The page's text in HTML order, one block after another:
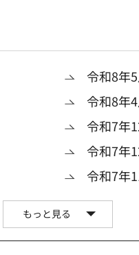
令和8年
令和8年
令和7年
令和7年
令和7年
もっと見る